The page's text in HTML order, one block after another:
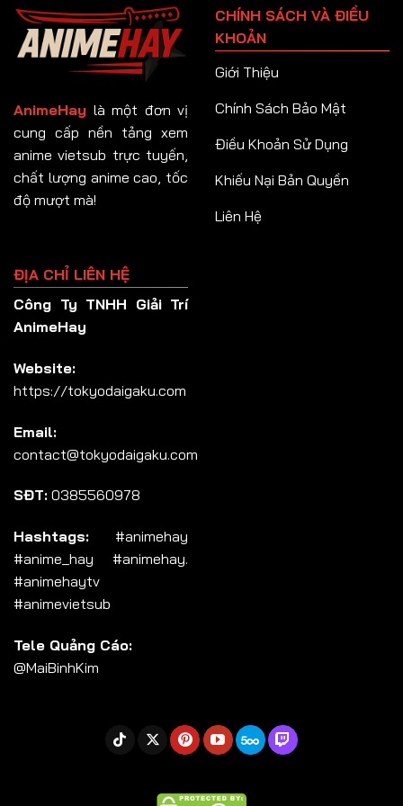
Tập 93
Tập 95
Tập 96
Tập 97
Tập 101
Tập 108
Tập 109
Tập 115
AnimeHay là một đơn vị
cung cấp nền tảng xem
anime vietsub trực tuyến,
chất lượng anime cao, tốc
độ mượt mà!
CHÍNH SÁCH VÀ ĐIỀU
KHOẢN
Giới Thiệu
Chính Sách Bảo Mật
Điều Khoản Sử Dụng
Khiếu Nại Bản Quyền
Liên Hệ
ĐỊA CHỈ LIÊN HỆ
Công Ty TNHH Giải Trí
AnimeHay
Website:
https://tokyodaigaku.com
Email:
contact@tokyodaigaku.com
SĐT: 0385560978
Hashtags: #animehay
#anime_hay #animehay.
#animehaytv
#animevietsub
Tele Quảng Cáo:
@MaiBinhKim